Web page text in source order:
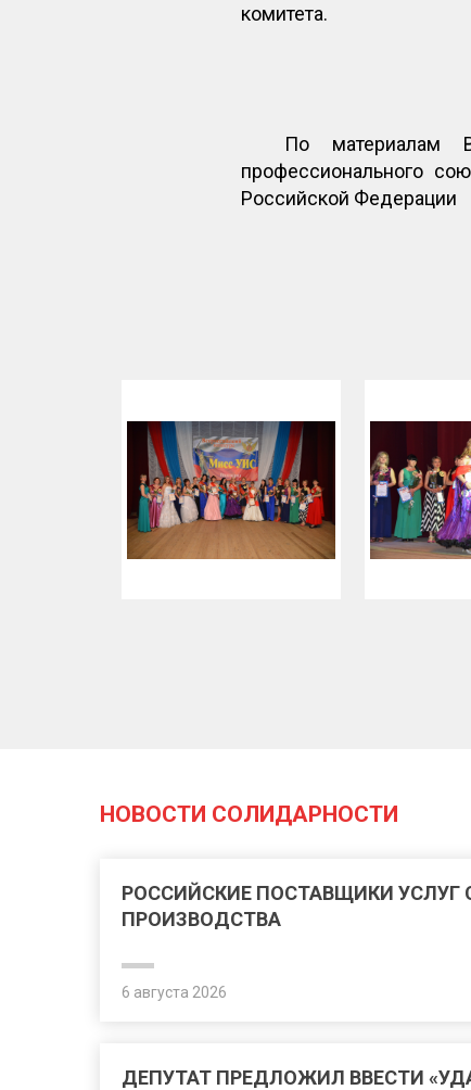
комитета.
По материалам
профессионального
Российской Федерации
НОВОСТИ СОЛИДАРНОСТИ
РОССИЙСКИЕ ПОСТАВЩИКИ
ПРОИЗВОДСТВА
6 августа 2026
ДЕПУТАТ ПРЕДЛОЖИЛ ВВЕСТИ